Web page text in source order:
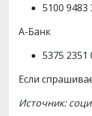
5100 9483
А-Банк
5375 2351
Если
Источник: